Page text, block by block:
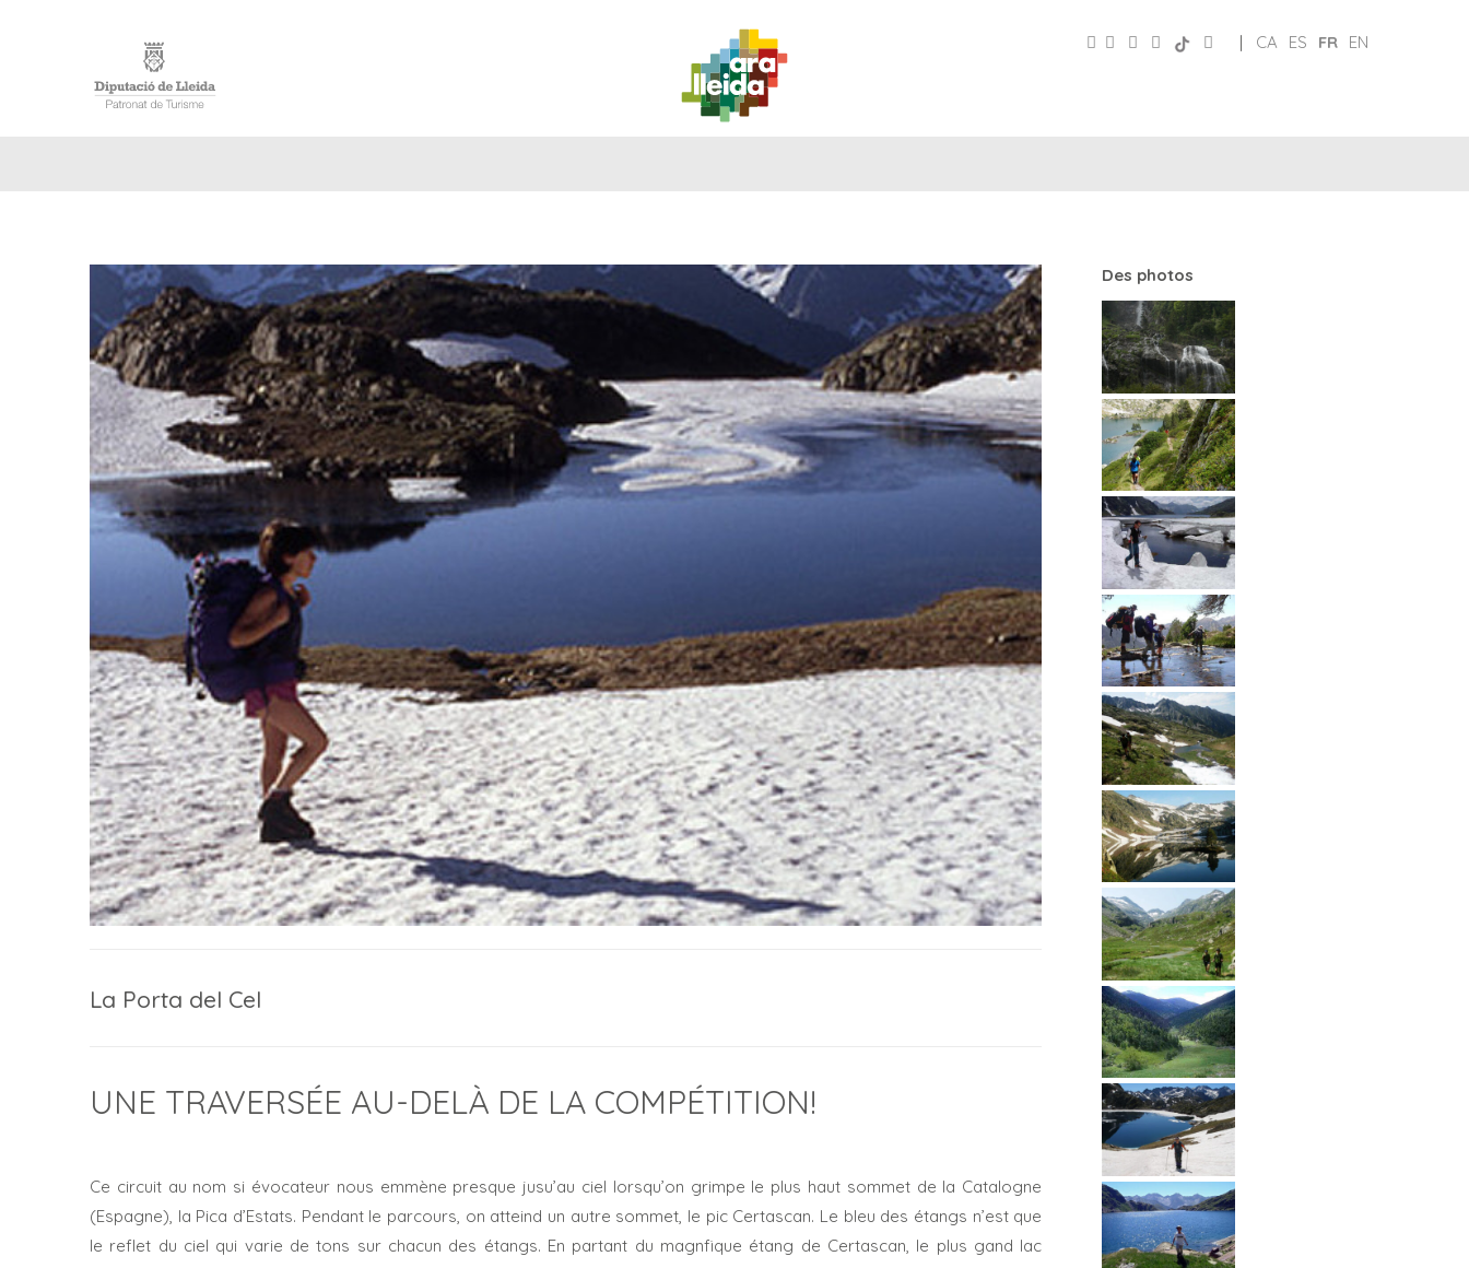
CA ES FR EN
|
La Porta del Cel
UNE TRAVERSÉE AU-DELÀ DE LA COMPÉTITION!
Ce circuit au nom si évocateur nous emmène presque jusu’au ciel lorsqu’on grimpe le plus haut sommet de la Catalogne
(Espagne), la Pica d’Estats. Pendant le parcours, on atteind un autre sommet, le pic Certascan. Le bleu des étangs n’est que
le reflet du ciel qui varie de tons sur chacun des étangs. En partant du magnfique étang de Certascan, le plus gand lac
Des photos